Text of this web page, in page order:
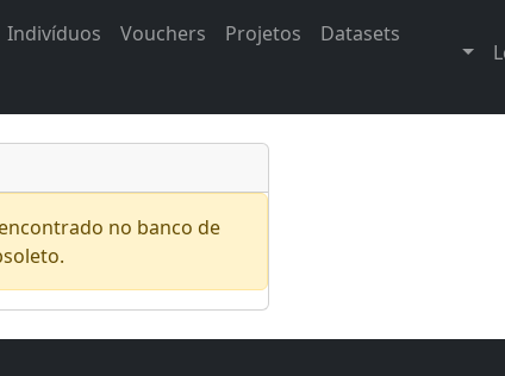
Indivíduos Vouchers Projetos
Datasets
no banco de